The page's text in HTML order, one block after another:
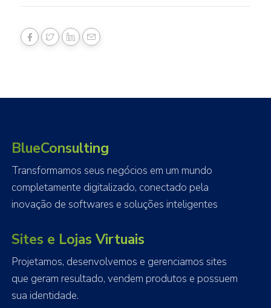
BlueConsulting
Transformamos seus negócios em um mundo
completamente digitalizado, conectado pela
inovação de softwares e soluções inteligentes
Sites e Lojas Virtuais
Projetamos, desenvolvemos e gerenciamos sites
que geram resultado, vendem produtos e possuem
sua identidade.